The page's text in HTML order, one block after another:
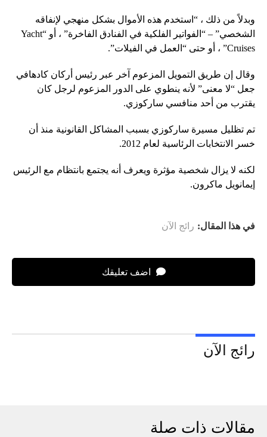
وبدلاً من ذلك ، “استخدم هذه الأموال بشكل منهجي لإنفاقه
الشخصي” – “الفواتير الفلكية في الفنادق الفاخرة” ، أو “Yacht
Cruises” ، أو حتى “العمل في الفيلات”.
وقال إن طريق التمويل المزعوم آخر عبر رئيس أركان كادهافي
جعل “لا معنى” لأنه ينطوي على الدور المزعوم لرجل كان
يقترب من أحد منافسي ساركوزي.
تم تظليل مسيرة ساركوزي بسبب المشاكل القانونية منذ أن
خسر الانتخابات الرئاسية لعام 2012.
لكنه لا يزال شخصية مؤثرة ويعرف أنه يجتمع بانتظام مع الرئيس
إيمانويل ماكرون.
في هذا المقال: رائج الآن
اضف تعليقك
رائج الآن
مقالات ذات صلة